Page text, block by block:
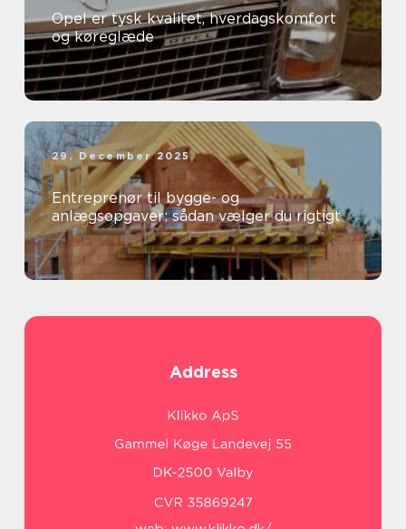
Opel er tysk kvalitet, hverdagskomfort
og køreglæde
29. December 2025
Entreprenør til bygge- og
anlægsopgaver: sådan vælger du rigtigt
Address